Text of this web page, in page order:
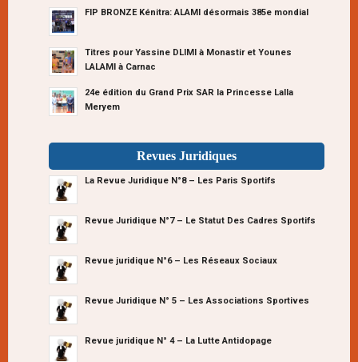
FIP BRONZE Kénitra: ALAMI désormais 385e mondial
Titres pour Yassine DLIMI à Monastir et Younes
LALAMI à Carnac
24e édition du Grand Prix SAR la Princesse Lalla
Meryem
Revues Juridiques
La Revue Juridique N°8 – Les Paris Sportifs
Revue Juridique N°7 – Le Statut Des Cadres Sportifs
Revue juridique N°6 – Les Réseaux Sociaux
Revue Juridique N° 5 – Les Associations Sportives
Revue juridique N° 4 – La Lutte Antidopage